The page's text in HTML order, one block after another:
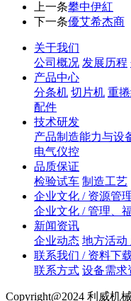
上一条攀中伊紅
下一条優艾希杰商
关于我们
公司概况 发展历程
产品中心
分条机 切片机 重
配件
技术研发
产品制造能力与设
电气仪控
品质保证
检验试车 制造工艺
企业文化 / 资源管
企业文化 / 管理、
新闻资讯
企业动态 地方活动
联系我们 / 资料下
联系方式 设备需求
Copyright@2024 利威机